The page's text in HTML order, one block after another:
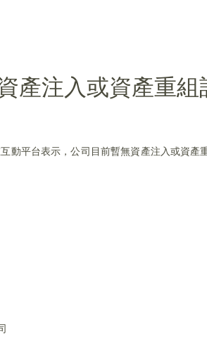
產注入或資產重組
動平台表示，公司目前暫無資產注入或資